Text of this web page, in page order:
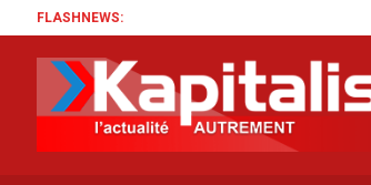
FLASHNEWS: